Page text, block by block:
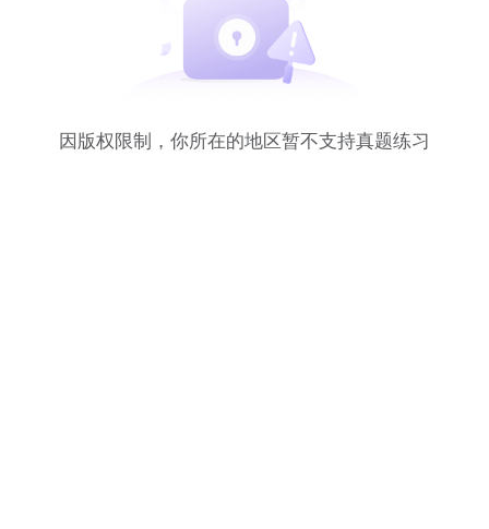
因版权限制，你所在的地区暂不支持真题练习